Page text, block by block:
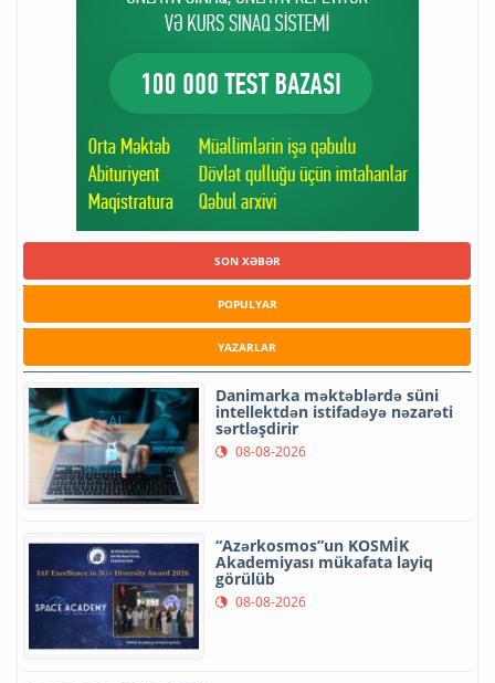
SON XƏBƏR
POPULYAR
YAZARLAR
Danimarka məktəblərdə süni
intellektdən istifadəyə nəzarəti
sərtləşdirir
08-08-2026
“Azərkosmos”un KOSMİK
Akademiyası mükafata layiq
görülüb
08-08-2026